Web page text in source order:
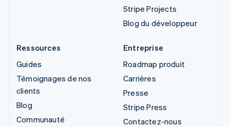
Stripe Projects
Blog du développeur
Ressources
Guides
Témoignages de nos
clients
Blog
Communauté
Entreprise
Roadmap produit
Carrières
Presse
Stripe Press
Contactez-nous